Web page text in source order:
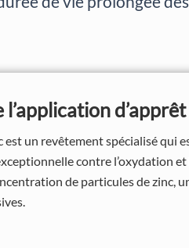
l’application
est un revêtement spécialisé qui
contre l’oxydation
de particules de zinc,